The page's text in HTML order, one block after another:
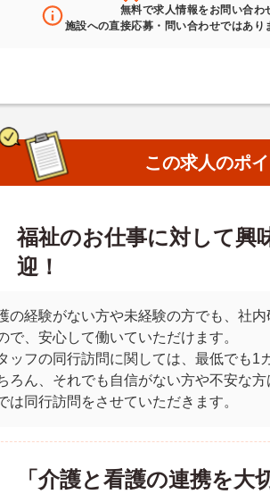
無料で求人情報をお問い合わ
施設への直接応募・問い合わせではあり
この求人のポ
福祉のお仕事に対して興
迎！
の経験がない方や未経験の方でも、社
で、安心して働いていただけます。
ッフの同行訪問に関しては、最低でも1
ろん、それでも自信がない方や不安な
は同行訪問をさせていただきます。
「介護と看護の連携を大